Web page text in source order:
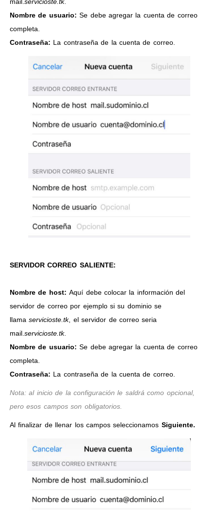
Nombre de usuario:Se debe agregar la cuenta de correo
completa.
Contraseña: La contraseña de la cuenta de correo.
SERVIDOR CORREO SALIENTE:
Nombre de host: Aquí debe colocar la información del
servidor de correo por ejemplo si su dominio se
llamaservicioste.tk, el servidor de correo seria
mail. servicioste.tk.
Nombre de usuario:Se debe agregar la cuenta de correo
completa.
Contraseña: La contraseña de la cuenta de correo.
Nota: al inicio de la configuración le saldrá como opcional,
pero esos campos son obligatorios.
Al finalizar de llenar los campos seleccionamos Siguiente.